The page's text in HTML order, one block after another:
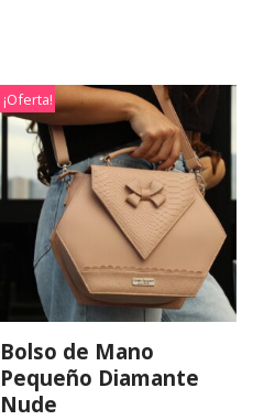
¡Oferta!
Bolso de Mano
Pequeño Diamante
Nude